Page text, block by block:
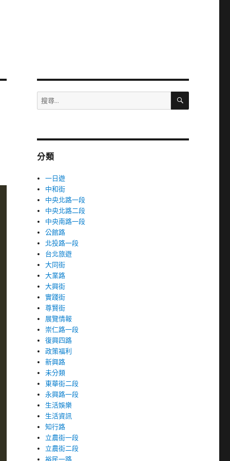
搜
尋
字:
搜
分類
一日遊
中和街
中央北路一段
中央北路二段
中央南路一段
公館路
北投路一段
台北旅遊
大同街
大業路
大興街
實踐街
尊賢街
展覽情報
崇仁路一段
復興四路
政策福利
新興路
未分類
東華街二段
永興路一段
生活娛樂
生活資訊
知行路
立農街一段
立農街二段
裕民一路